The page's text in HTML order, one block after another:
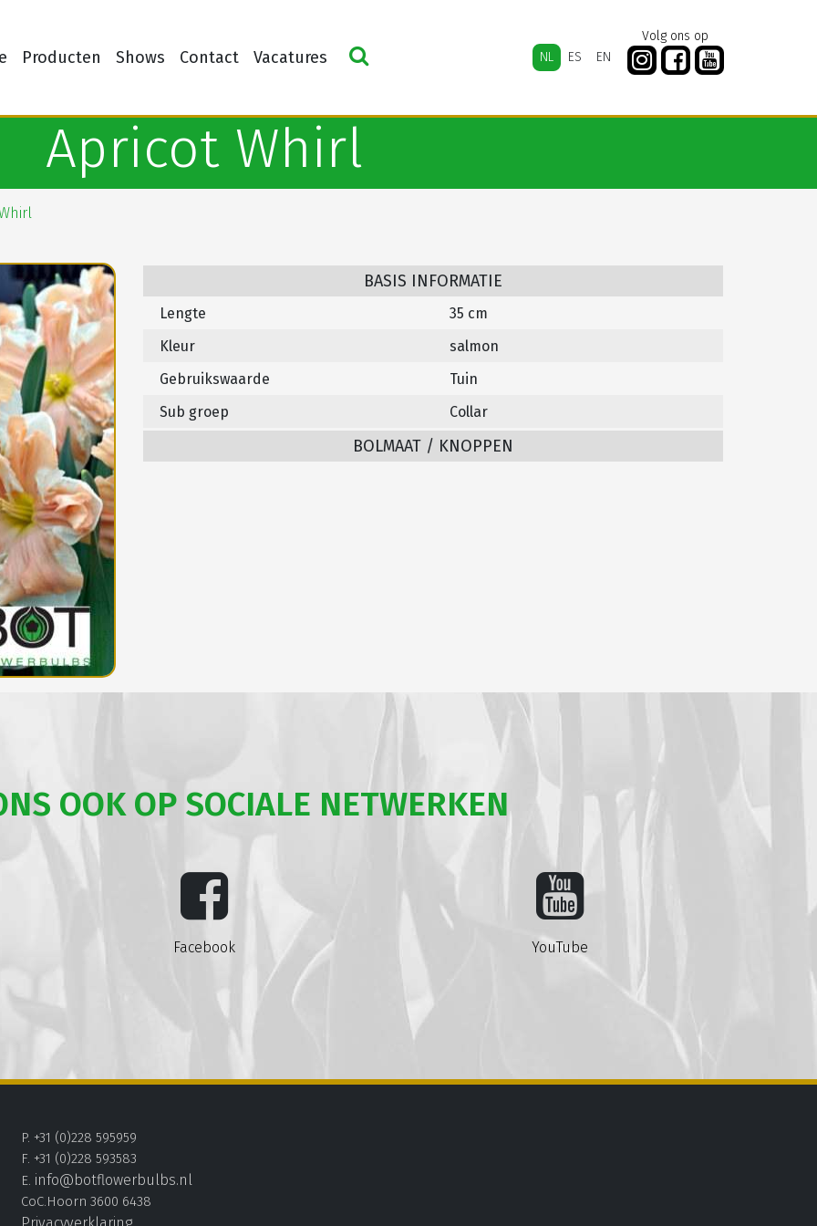
Producten Shows Contact Vacatures NL ES EN
Volg ons op
Apricot Whirl
BASIS INFORMATIE
Lengte
35 cm
Kleur
salmon
Gebruikswaarde
Tuin
Sub groep
Collar
BOLMAAT / KNOPPEN
OOK OP SOCIALE NETWERKEN
Facebook YouTube
P. +31 (0)228 595959
F. +31 (0)228 593583
E. info@botflowerbulbs.nl
CoC.Hoorn 3600 6438
Privacyverklaring